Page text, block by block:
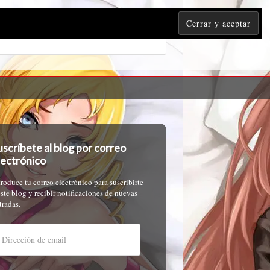
al blog por correo
tu correo electrónico para suscribirte
blog y recibir notificaciones de nuevas